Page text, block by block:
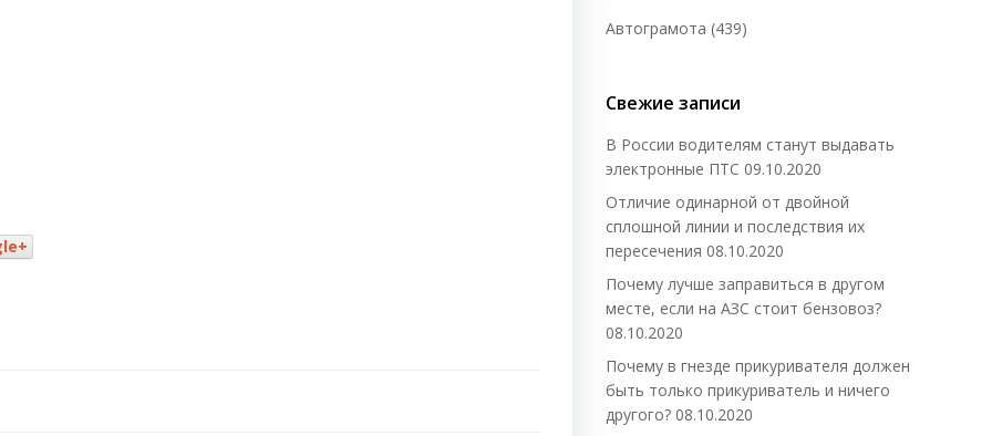
Автограмота (439)
Свежие записи
В России водителям станут выдавать
электронные ПТС 09.10.2020
Отличие одинарной от двойной
сплошной линии и последствия их
пересечения 08.10.2020
Почему лучше заправиться в другом
месте, если на АЗС стоит бензовоз?
08.10.2020
Почему в гнезде прикуривателя должен
быть только прикуриватель и ничего
другого? 08.10.2020